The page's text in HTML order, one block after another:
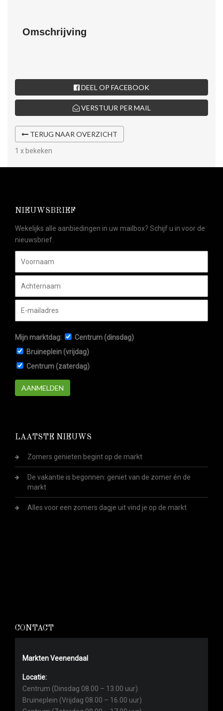
Omschrijving
DEEL OP FACEBOOK
VERSTUUR PER MAIL
TERUG NAAR OVERZICHT
1 x bekeken
NIEUWSBRIEF
Wekelijks alle aanbiedingen in uw mailbox? Schijf u in voor de
nieuwsbrief.
Mijn marktdag:
Centrum (dinsdag)
Bruineplein (vrijdag)
Centrum (zaterdag)
AANMELDEN
LAATSTE NIEUWS
Zomers genieten begint op de markt
De vakantie is begonnen: geniet van de zomer én de
markt
Alles voor een zomers dagje uit vind je op de markt
CONTACT
Markten Veenendaal
Locatie:
Centrum (Dinsdag 08.00 – 13.00 uur)
Bruineplein (Vrijdag 08.00 – 16.00 uur)